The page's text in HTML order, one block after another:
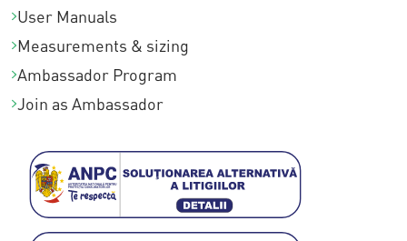
User Manuals
Measurements & sizing
Ambassador Program
Join as Ambassador